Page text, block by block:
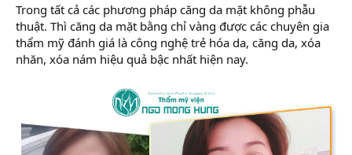
Trong tất cả các phương pháp căng da mặt không phẫu
thuật. Thì căng da mặt bằng chỉ vàng được các chuyên gia
thẩm mỹ đánh giá là công nghệ trẻ hóa da, căng da, xóa
nhăn, xóa nám hiệu quả bậc nhất hiện nay.